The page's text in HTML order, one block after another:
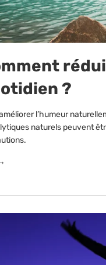
?
l’humeur
naturels peuvent